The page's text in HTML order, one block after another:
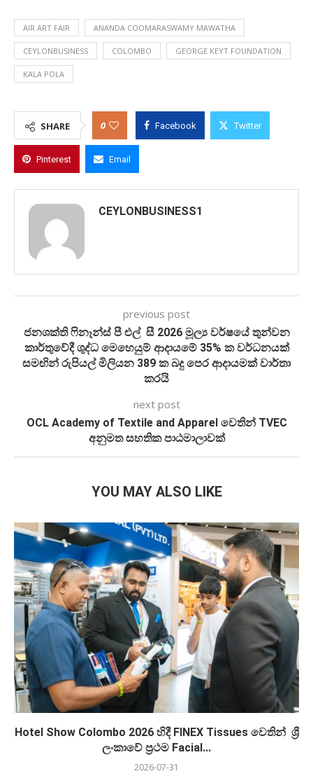
AIR ART FAIR ANANDA COOMARASWAMY MAWATHA
CEYLONBUSINESS COLOMBO GEORGE KEYT FOUNDATION
KALA POLA
SHARE 0 Facebook Twitter
Pinterest Email
CEYLONBUSINESS1
previous post
ජනශක්ති ෆිනෑන්ස් පී එල් සී 2026 මූල්‍ය වර්ෂයේ තුන්වන
කාර්තුවේදී ශුද්ධ මෙහෙයුම් ආදායමේ 35% ක වර්ධනයක්
සමඟින් රුපියල් මිලියන 389 ක බදු පෙර ආදායමක් වාර්තා
කරයි
next post
OCL Academy of Textile and Apparel වෙතින් TVEC
අනුමත සහතික පාඨමාලාවක්
YOU MAY ALSO LIKE
Hotel Show Colombo 2026 හිදී FINEX Tissues වෙතින් ශ්‍රී
ලංකාවේ ප්‍රථම Facial...
2026-07-31